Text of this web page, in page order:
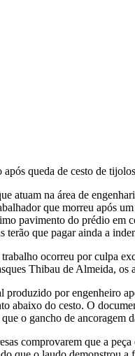
queda de cesto de tijolos
atuam na área de
que morreu após
pavimento do prédio em
que pagar ainda a
ocorreu por culpa
Thibau de Almeida, os
produzido por engenheiro
abaixo do cesto. O
o gancho de ancoragem
comprovarem que a